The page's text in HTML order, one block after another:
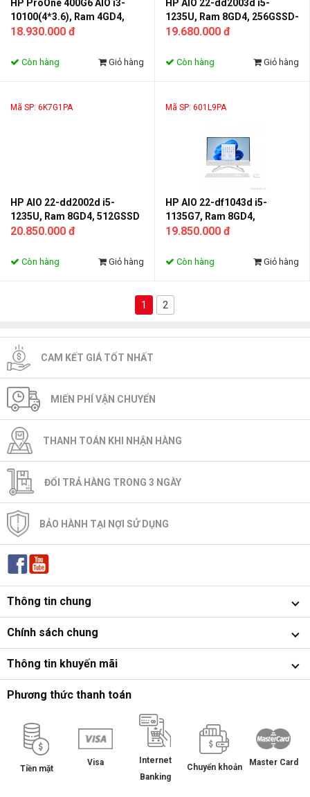
HP ProOne 400G6 AIO i3-
10100(4*3.6), Ram 4GD4,
256GSSD -Monitor 23.8FHD
18.930.000 đ
Còn hàng Giỏ hàng
HP AIO 22-dd2003d i5-
1235U, Ram 8GD4, 256GSSD-
Monitor 21.5FHD Màu trắng
19.680.000 đ
Còn hàng Giỏ hàng
Mã SP: 6K7G1PA
HP AIO 22-dd2002d i5-
1235U, Ram 8GD4, 512GSSD
- Monitor 21.5FHD Màu trắng
20.850.000 đ
Còn hàng Giỏ hàng
Mã SP: 601L9PA
HP AIO 22-df1043d i5-
1135G7, Ram 8GD4,
256GSSD -Monitor 21.5FHD
19.850.000 đ
Còn hàng Giỏ hàng
1 2
CAM KẾT GIÁ TỐT NHẤT
MIẾN PHÍ VẬN CHUYỂN
THANH TOÁN KHI NHẬN HÀNG
ĐỔI TRẢ HÀNG TRONG 3 NGÀY
BẢO HÀNH TẠI NỢI SỬ DỤNG
Thông tin chung
Chính sách chung
Thông tin khuyến mãi
Phương thức thanh toán
Tiền mặt
Visa
Internet
Banking
Chuyển khoản Master Card